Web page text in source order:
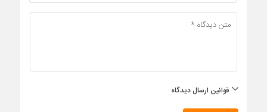
قوانین ارسال دیدگاه